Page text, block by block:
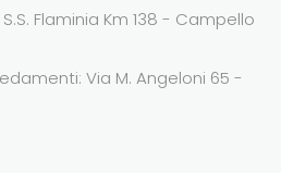
Flaminia Km 138 - Campello
Via M. Angeloni 65 -